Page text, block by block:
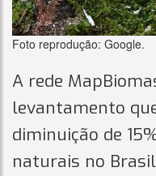
Foto reprodução: Google.
A rede
levantamento
diminuição de
naturais no